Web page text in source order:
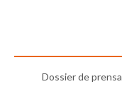
Dossier de prensa